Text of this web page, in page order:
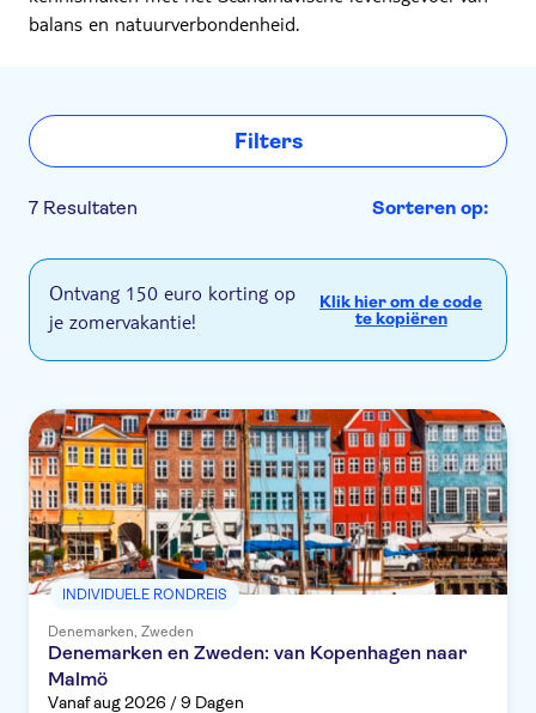
balans en natuurverbondenheid.
Filters
7 Resultaten Sorteren op:
Ontvang 150 euro korting op
je zomervakantie!
Klik hier om de code
te kopiëren
INDIVIDUELE RONDREIS
Denemarken, Zweden
Denemarken en Zweden: van Kopenhagen naar
Malmö
Vanaf aug 2026 / 9 Dagen